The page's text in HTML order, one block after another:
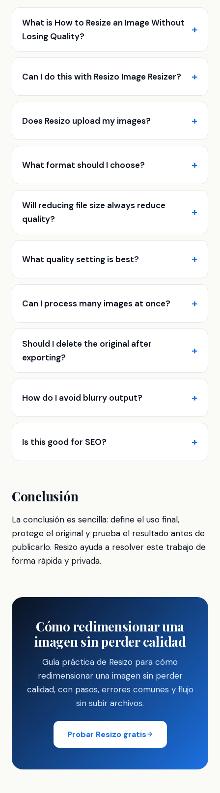
What is How to Resize an Image Without
Losing Quality?
Can I do this with Resizo Image Resizer?
Does Resizo upload my images?
What format should I choose?
Will reducing file size always reduce
quality?
What quality setting is best?
Can I process many images at once?
Should I delete the original after
exporting?
How do I avoid blurry output?
Is this good for SEO?
Conclusión
La conclusión es sencilla: define el uso final,
protege el original y prueba el resultado antes de
publicarlo. Resizo ayuda a resolver este trabajo de
forma rápida y privada.
Cómo redimensionar una
imagen sin perder calidad
Guía práctica de Resizo para cómo
redimensionar una imagen sin perder
calidad, con pasos, errores comunes y flujo
sin subir archivos.
Probar Resizo gratis